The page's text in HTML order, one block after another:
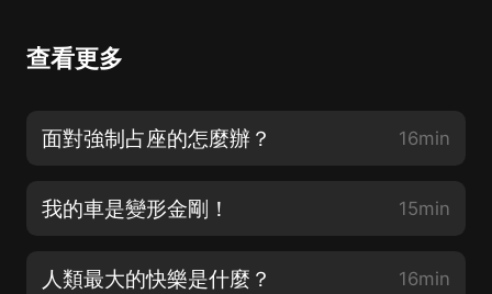
查看更多
面對強制占座的怎麼辦？ 16min
我的車是變形金剛！ 15min
人類最大的快樂是什麼？ 16min